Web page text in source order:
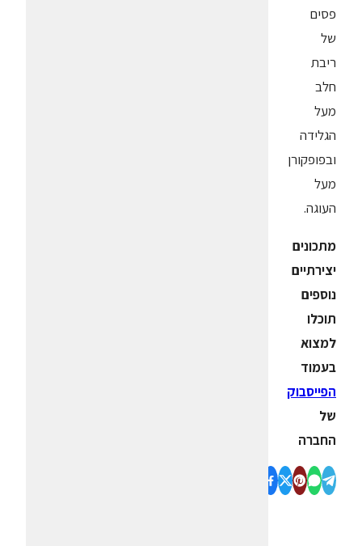
פסים
של
ריבת
חלב
מעל
הגלידה
ובפופקורן
מעל
העוגה.
מתכונים
יצירתיים
נוספים
תוכלו
למצוא
בעמוד
הפייסבוק
של
החברה